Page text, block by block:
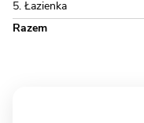
5. Łazienka
Razem